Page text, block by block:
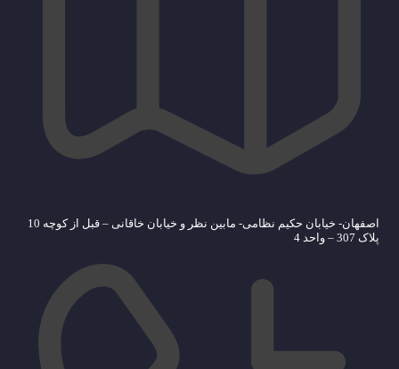
اصفهان- خیابان حکیم نظامی- مابین نظر و خیابان خاقانی – قبل از کوچه 10
پلاک 307 – واحد 4